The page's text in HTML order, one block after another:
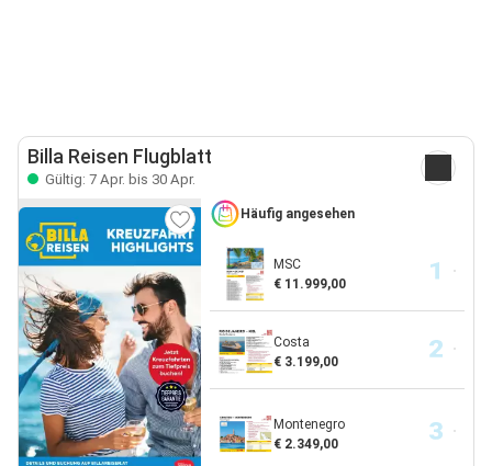
Billa Reisen Flugblatt
Gültig: 7 Apr. bis 30 Apr.
Häufig angesehen
MSC
€ 11.999,00
Costa
€ 3.199,00
Montenegro
€ 2.349,00